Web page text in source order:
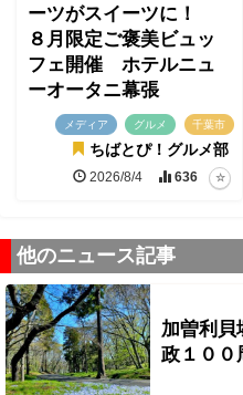
ーツがスイーツに！
８月限定ご褒美ビュッ
フェ開催 ホテルニュ
ーオータニ幕張
メディア グルメ 千葉市
ちばとぴ！グルメ部
2026/8/4 636
他のニュース記事
加曽利
政１００